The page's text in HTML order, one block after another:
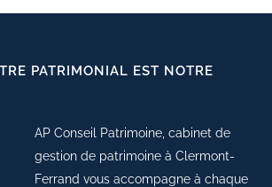
PATRIMONIAL EST NOTRE
AP Conseil Patrimoine, cabinet de
gestion de patrimoine à Clermont-
Ferrand vous accompagne à chaque